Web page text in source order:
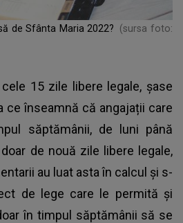
de Sfânta Maria 2022?
(sursa foto:
15 zile libere legale, șase
ce înseamnă că angajații care
săptămânii, de luni până
de nouă zile libere legale,
au luat asta în calcul și s-
de lege care le permită și
în timpul săptămânii să se